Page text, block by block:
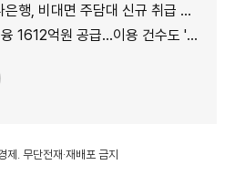
, 비대면 주담대 신규 취급 중단
억원 공급…이용 건수도 '역대 최대'
. 무단전재·재배포 금지